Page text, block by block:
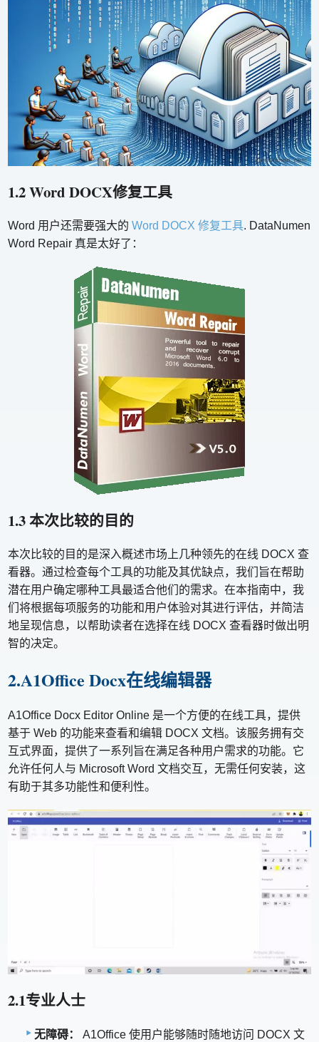
1.2 Word DOCX修复工具
Word 用户还需要强大的Word DOCX 修复工具. DataNumen
Word Repair 真是太好了：
1.3 本次比较的目的
本次比较的目的是深入概述市场上几种领先的在线 DOCX 查
看器。通过检查每个工具的功能及其优缺点，我们旨在帮助
潜在用户确定哪种工具最适合他们的需求。在本指南中，我
们将根据每项服务的功能和用户体验对其进行评估，并简洁
地呈现信息，以帮助读者在选择在线 DOCX 查看器时做出明
智的决定。
2.A1Office Docx在线编辑器
A1Office Docx Editor Online 是一个方便的在线工具，提供
基于 Web 的功能来查看和编辑 DOCX 文档。该服务拥有交
互式界面，提供了一系列旨在满足各种用户需求的功能。它
允许任何人与 Microsoft Word 文档交互，无需任何安装，这
有助于其多功能性和便利性。
2.1专业人士
无障碍：
A1Office 使用户能够随时随地访问 DOCX 文